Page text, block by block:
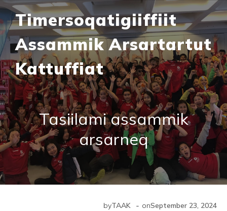
Timersoqatigiiffiit
Assammik Arsartartut
Kattuffiat
Tasiilami assammik
arsarneq
byTAAK - onSeptember 23, 2024